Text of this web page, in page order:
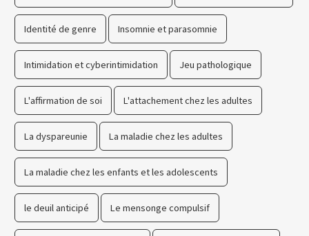
Identité de genre Insomnie et parasomnie
Intimidation et cyberintimidation Jeu pathologique
L'affirmation de soi L'attachement chez les adultes
La dyspareunie La maladie chez les adultes
La maladie chez les enfants et les adolescents
le deuil anticipé Le mensonge compulsif